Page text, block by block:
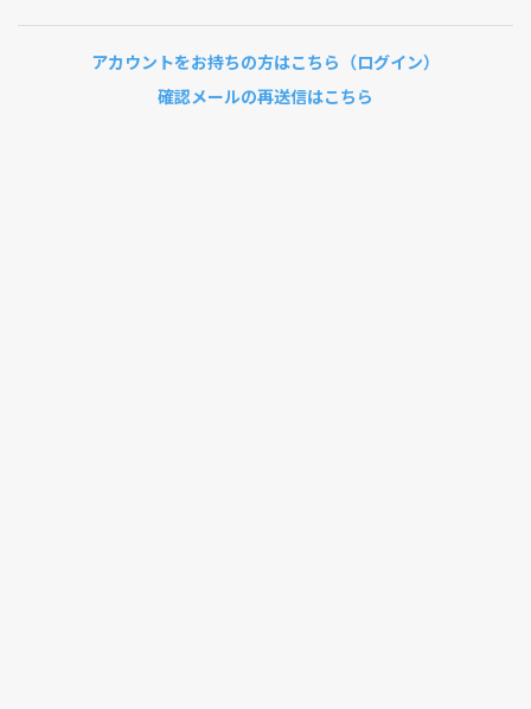
アカウントをお持ちの方はこちら（ログイン）
確認メールの再送信はこちら